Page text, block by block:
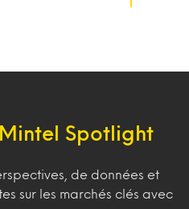
Spotlight
de données et
sur les marchés clés avec